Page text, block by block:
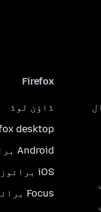
Firefox
ڈاؤن لوڈ
desktop
Android براؤزر
iOS برائوزر
Focus برائوزر